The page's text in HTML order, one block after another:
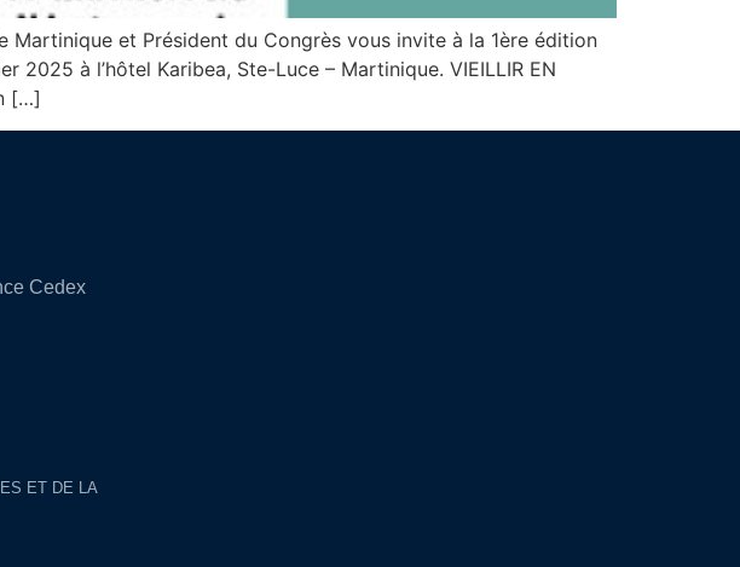
et Président du Congrès vous invite à la 1ère édition
2025 à l’hôtel Karibea, Ste-Luce – Martinique. VIEILLIR EN
[…]
Cedex
ET DE LA